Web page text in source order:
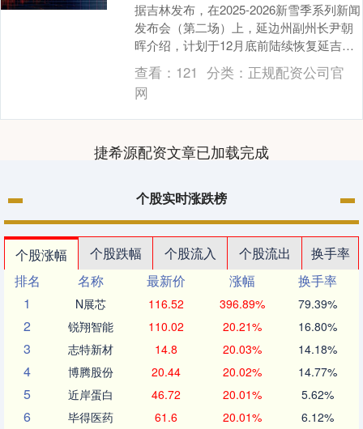
据吉林发布，在2025-2026新雪季系列新闻
发布会（第二场）上，延边州副州长尹朝
晖介绍，计划于12月底前陆续恢复延吉至
广州、天津、重庆、贵阳以及韩国釜山等
11....
查看： 121 分类： 正规配资公司官
网
捷希源配资文章已加载完成
个股实时涨跌榜
个股涨幅 个股跌幅 个股流入 个股流出
换手率
排名
名称 最新价 涨幅
换手率
1
N展芯 116.52 396.89% 79.39%
2 锐翔智能 110.02 20.21% 16.80%
3 志特新材 14.8 20.03% 14.18%
4 博腾股份 20.44 20.02% 14.77%
5 近岸蛋白 46.72 20.01% 5.62%
6 毕得医药 61.6 20.01% 6.12%